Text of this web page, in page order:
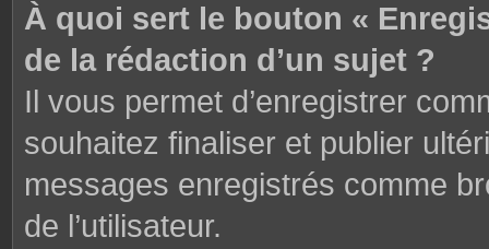
À quoi sert le bouton «
de la rédaction d’un sujet ?
Il vous permet d’enregistrer
souhaitez finaliser et publier
messages enregistrés comme
de l’utilisateur.